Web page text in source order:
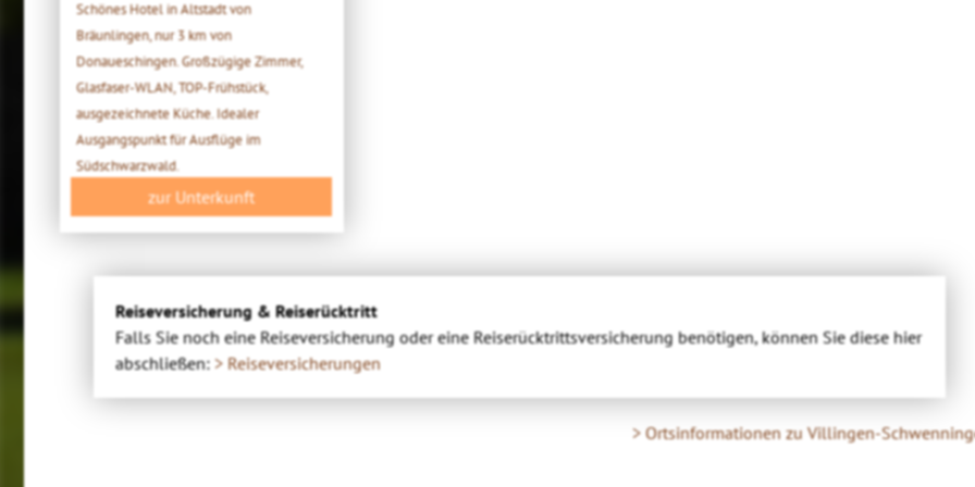
Schönes Hotel in Altstadt von
Bräunlingen, nur 3 km von
Donaueschingen. Großzügige Zimmer,
Glasfaser-WLAN, TOP-Frühstück,
ausgezeichnete Küche. Idealer
Ausgangspunkt für Ausflüge im
Südschwarzwald.
zur Unterkunft
Reiseversicherung & Reiserücktritt
Falls Sie noch eine Reiseversicherung oder eine Reiserücktrittsversicherung benötigen, können Sie diese hier
abschließen: > Reiseversicherungen
> Ortsinformationen zu Villingen-